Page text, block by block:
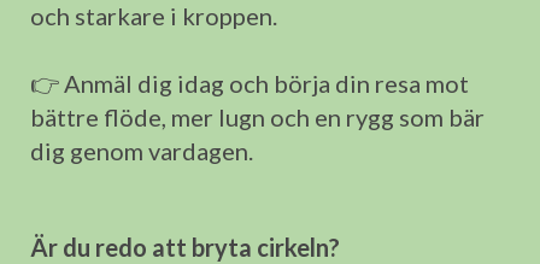
och starkare i kroppen.
👉 Anmäl dig idag och börja din resa mot
bättre flöde, mer lugn och en rygg som bär
dig genom vardagen.
Är du redo att bryta cirkeln?